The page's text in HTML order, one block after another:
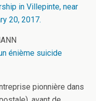
énième suicide
pionnière dans